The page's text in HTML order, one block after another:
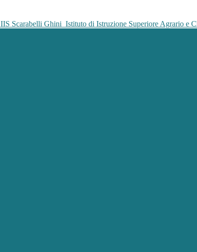
IIS Scarabelli Ghini Istituto di Istruzione Superiore Agrario e